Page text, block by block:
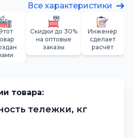
Все характеристики
Скидки до 30%
на оптовые
заказы
Инженер
сделает
расчёт
товара:
тележки, кг